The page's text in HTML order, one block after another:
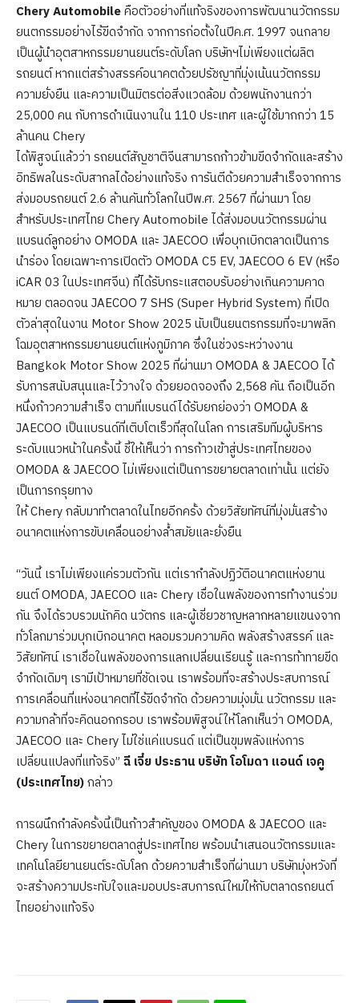
Chery Automobileคือตัวอย่างที่แท้จริงของการพัฒนานวัตกรรม
ยนตกรรมอย่างไร้ขีดจำกัด จากการก่อตั้งในปีค.ศ. 1997 จนกลาย
เป็นผู้นำอุตสาหกรรมยานยนต์ระดับโลก บริษัทฯไม่เพียงแต่ผลิต
รถยนต์ หากแต่สร้างสรรค์อนาคตด้วยปรัชญาที่มุ่งเน้นนวัตกรรม
ความยั่งยืน และความเป็นมิตรต่อสิ่งแวดล้อม ด้วยพนักงานกว่า
25,000 คน กับการดำเนินงานใน 110 ประเทศ และผู้ใช้มากกว่า 15
ล้านคน Chery
ได้พิสูจน์แล้วว่า รถยนต์สัญชาติจีนสามารถก้าวข้ามขีดจำกัดและสร้าง
อิทธิพลในระดับสากลได้อย่างแท้จริง การันตีด้วยความสำเร็จจากการ
ส่งมอบรถยนต์ 2.6 ล้านคันทั่วโลกในปีพ.ศ. 2567 ที่ผ่านมา โดย
สำหรับประเทศไทย Chery Automobile ได้ส่งมอบนวัตกรรมผ่าน
แบรนด์ลูกอย่าง OMODA และ JAECOO เพื่อบุกเบิกตลาดเป็นการ
นำร่อง โดยเฉพาะการเปิดตัว OMODA C5 EV, JAECOO 6 EV (หรือ
iCAR 03 ในประเทศจีน) ที่ได้รับกระแสตอบรับอย่างเกินความคาด
หมาย ตลอดจน JAECOO 7 SHS (Super Hybrid System) ที่เปิด
ตัวล่าสุดในงาน Motor Show 2025 นับเป็นยนตรกรรมที่จะมาพลิก
โฉมอุตสาหกรรมยานยนต์แห่งภูมิภาค ซึ่งในช่วงระหว่างงาน
Bangkok Motor Show 2025 ที่ผ่านมา OMODA & JAECOO ได้
รับการสนับสนุนและไว้วางใจ ด้วยยอดจองถึง 2,568 คัน ถือเป็นอีก
หนึ่งก้าวความสำเร็จ ตามที่แบรนด์ได้รับยกย่องว่า OMODA &
JAECOO เป็นแบรนด์ที่เติบโตเร็วที่สุดในโลก การเสริมทีมผู้บริหาร
ระดับแนวหน้าในครั้งนี้ ชี้ให้เห็นว่า การก้าวเข้าสู่ประเทศไทยของ
OMODA & JAECOO ไม่เพียงแต่เป็นการขยายตลาดเท่านั้น แต่ยัง
เป็นการกรุยทาง
ให้ Chery กลับมาทำตลาดในไทยอีกครั้ง ด้วยวิสัยทัศน์ที่มุ่งมั่นสร้าง
อนาคตแห่งการขับเคลื่อนอย่างล้ำสมัยและยั่งยืน
“วันนี้ เราไม่เพียงแค่รวมตัวกัน แต่เรากำลังปฏิวัติอนาคตแห่งยาน
ยนต์ OMODA, JAECOO และ Chery เชื่อในพลังของการทำงานร่วม
กัน จึงได้รวบรวมนักคิด นวัตกร และผู้เชี่ยวชาญหลากหลายแขนงจาก
ทั่วโลกมาร่วมบุกเบิกอนาคต หลอมรวมความคิด พลังสร้างสรรค์ และ
วิสัยทัศน์ เราเชื่อในพลังของการแลกเปลี่ยนเรียนรู้ และการท้าทายขีด
จำกัดเดิมๆ เรามีเป้าหมายที่ชัดเจน เราพร้อมที่จะสร้างประสบการณ์
การเคลื่อนที่แห่งอนาคตที่ไร้ขีดจำกัด ด้วยความมุ่งมั่น นวัตกรรม และ
ความกล้าที่จะคิดนอกกรอบ เราพร้อมพิสูจน์ให้โลกเห็นว่า OMODA,
JAECOO และ Chery ไม่ใช่แค่แบรนด์ แต่เป็นขุมพลังแห่งการ
เปลี่ยนแปลงที่แท้จริง” ฉี เจี๋ย ประธาน บริษัท โอโมดา แอนด์ เจคู
(ประเทศไทย)กล่าว
การผนึกกำลังครั้งนี้เป็นก้าวสำคัญของ OMODA & JAECOO และ
Chery ในการขยายตลาดสู่ประเทศไทย พร้อมนำเสนอนวัตกรรมและ
เทคโนโลยียานยนต์ระดับโลก ด้วยความสำเร็จที่ผ่านมา บริษัทมุ่งหวังที่
จะสร้างความประทับใจและมอบประสบการณ์ใหม่ให้กับตลาดรถยนต์
ไทยอย่างแท้จริง